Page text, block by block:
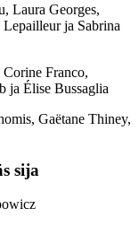
Laura Georges,
ja Sabrina
Corine Franco,
ja Élise Bussaglia
Gaëtane Thiney,
sija